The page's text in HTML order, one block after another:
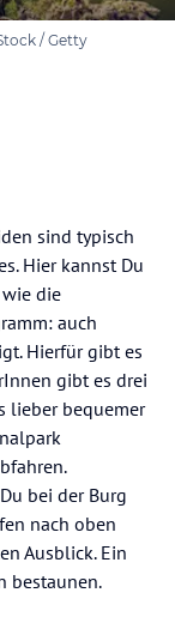
/ Getty
sind typisch
Hier kannst Du
die
auch
Hierfür gibt es
gibt es drei
lieber bequemer
bei der Burg
nach oben
Ausblick. Ein
bestaunen.